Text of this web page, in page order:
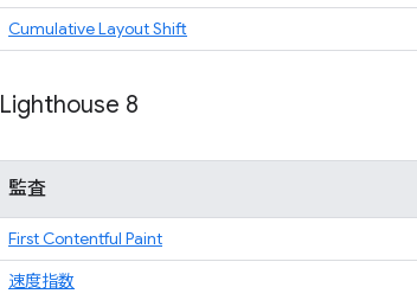
Cumulative Layout Shift
Lighthouse 8
監査
First Contentful Paint
速度指数